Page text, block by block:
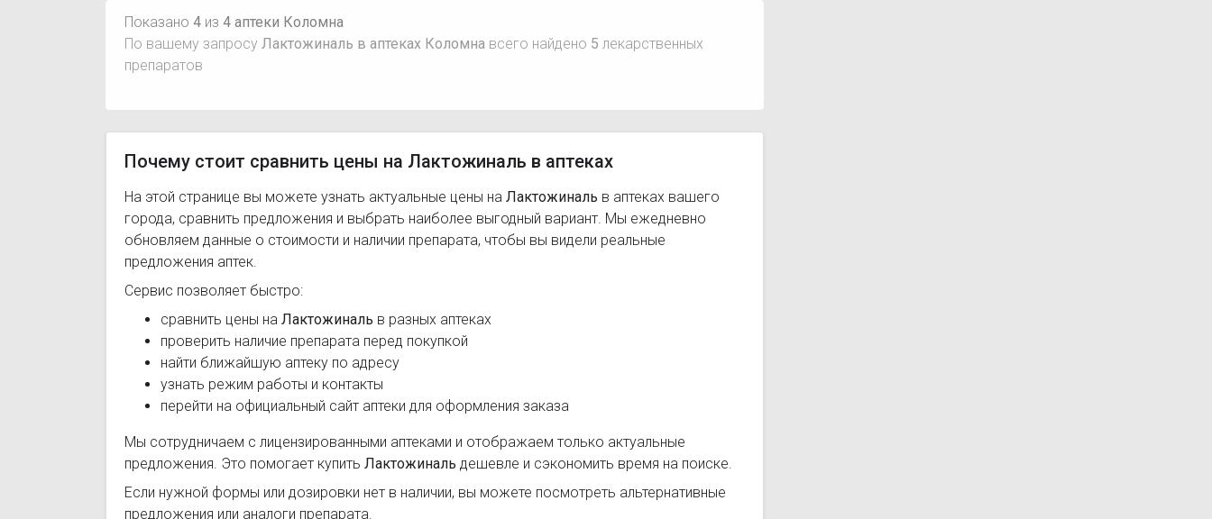
Показано 4 из 4 аптеки Коломна
По вашему запросу Лактожиналь в аптеках Коломна всего найдено 5 лекарственных
препаратов
Почему стоит сравнить цены на Лактожиналь в аптеках
На этой странице вы можете узнать актуальные цены на Лактожиналь в аптеках вашего
города, сравнить предложения и выбрать наиболее выгодный вариант. Мы ежедневно
обновляем данные о стоимости и наличии препарата, чтобы вы видели реальные
предложения аптек.
Сервис позволяет быстро:
сравнить цены на Лактожиналь в разных аптеках
проверить наличие препарата перед покупкой
найти ближайшую аптеку по адресу
узнать режим работы и контакты
перейти на официальный сайт аптеки для оформления заказа
Мы сотрудничаем с лицензированными аптеками и отображаем только актуальные
предложения. Это помогает купить Лактожиналь дешевле и сэкономить время на поиске.
Если нужной формы или дозировки нет в наличии, вы можете посмотреть альтернативные
предложения или аналоги препарата.